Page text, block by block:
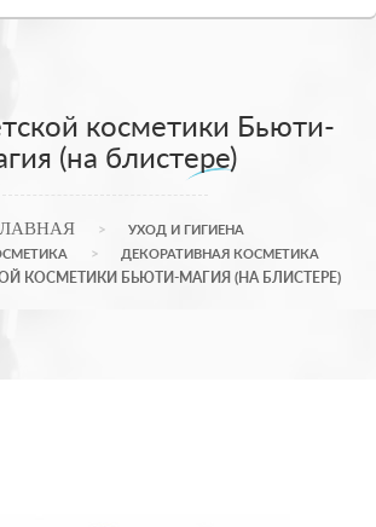
косметики Бьюти-
(на блистере)
УХОД И ГИГИЕНА
ДЕКОРАТИВНАЯ КОСМЕТИКА
КОСМЕТИКИ БЬЮТИ-МАГИЯ (НА БЛИСТЕРЕ)